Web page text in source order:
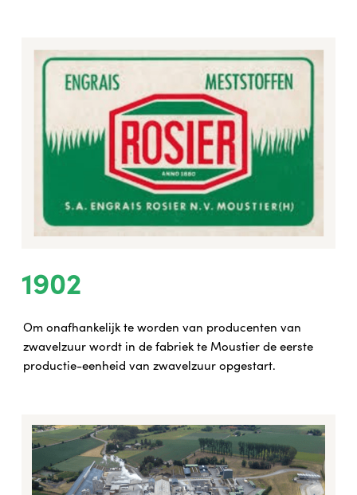
1902
Om onafhankelijk te worden van producenten van
zwavelzuur wordt in de fabriek te Moustier de eerste
productie-eenheid van zwavelzuur opgestart.